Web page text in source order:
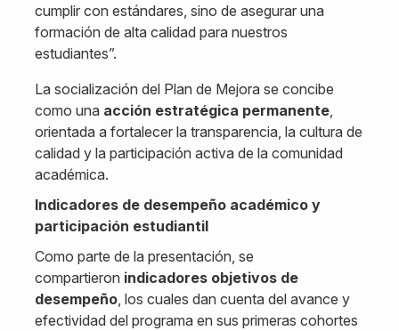
cumplir con estándares, sino de asegurar una
formación de alta calidad para nuestros
estudiantes”.
La socialización del Plan de Mejora se concibe
como una acción estratégica permanente
orientada a fortalecer la transparencia, la cultura de
calidad y la participación activa de la comunidad
académica.
Indicadores de desempeño académico y
participación estudiantil
Como parte de la presentación, se
compartieron indicadores objetivos de
desempeño , los cuales dan cuenta del avance y
efectividad del programa en sus primeras cohortes